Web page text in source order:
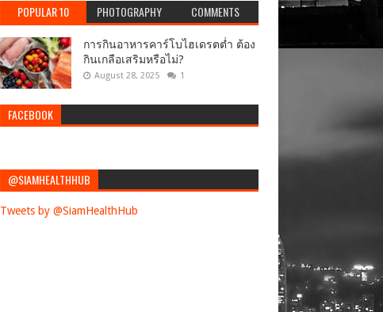
POPULAR 10 PHOTOGRAPHY COMMENTS
การกินอาหารคาร์โบไฮเดรตต่ำ ต้อง
กินเกลือเสริมหรือไม่?
August 28, 2025 1
FACEBOOK
@SIAMHEALTHHUB
Tweets by @SiamHealthHub